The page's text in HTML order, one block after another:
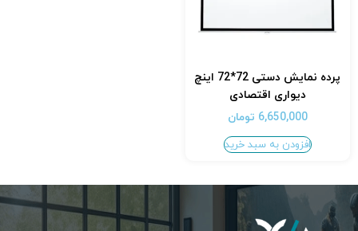
پرده نمایش دستی 72*72 اینچ
دیواری اقتصادی
6,650,000 تومان
افزودن به سبد خرید